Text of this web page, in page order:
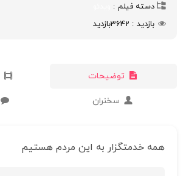
دسته فیلم
بازدید
3642بازدید
توضیحات
سخنران
همه خدمتگزار به این مردم هستیم